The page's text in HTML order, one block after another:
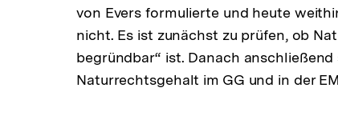
von Evers formulierte und heute
nicht. Es ist zunächst zu prüfen, ob
begründbar“ ist. Danach
Naturrechtsgehalt im GG und in der